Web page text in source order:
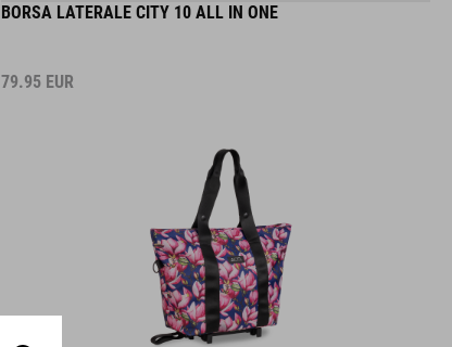
BORSA LATERALE CITY 10 ALL IN ONE
79.95 EUR